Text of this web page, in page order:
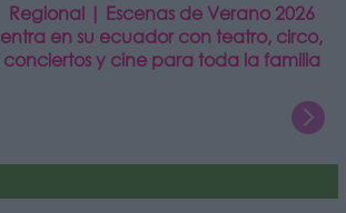
Regional | Escenas de Verano 2026
entra en su ecuador con teatro, circo,
conciertos y cine para toda la familia